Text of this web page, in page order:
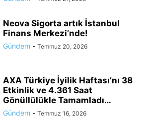
Neova Sigorta artık İstanbul
Finans Merkezi’nde!
Gündem - Temmuz 20, 2026
AXA Türkiye İyilik Haftası’nı 38
Etkinlik ve 4.361 Saat
Gönüllülükle Tamamladı…
Gündem - Temmuz 16, 2026